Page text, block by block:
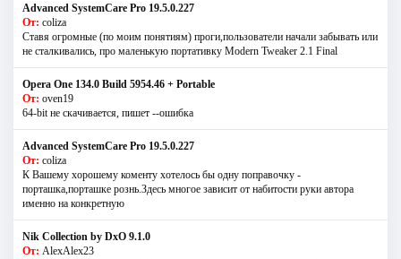
Advanced SystemCare Pro 19.5.0.227
От: coliza
Ставя огромные (по моим понятиям) проги,пользователи начали забывать или
не сталкивались, про маленькую портативку Modern Tweaker 2.1 Final
Opera One 134.0 Build 5954.46 + Portable
От: oven19
64-bit не скачивается, пишет --ошибка
Advanced SystemCare Pro 19.5.0.227
От: coliza
К Вашему хорошему коменту хотелось бы одну поправочку -
порташка,порташке рознь.Здесь многое зависит от набитости руки автора
именно на конкретную
Nik Collection by DxO 9.1.0
От: AlexAlex23